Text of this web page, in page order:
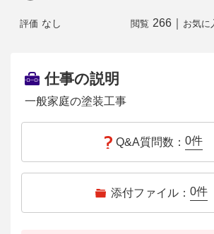
評価 なし 閲覧 266 お気に
仕事の説明
一般家庭の塗装工事
Q&A質問数： 0件
添付ファイル： 0件